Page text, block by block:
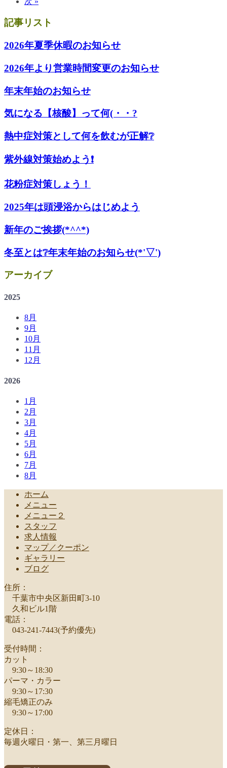
記事リスト
2026年夏季休暇のお知らせ
2026年より営業時間変更のお知らせ
年末年始のお知らせ
気になる【核酸】って何(・・?
熱中症対策として何を飲むが正解❔
紫外線対策始めよう❗
花粉症対策しょう！
2025年は頭浸浴からはじめよう
新年のご挨拶(*^^*)
冬至とは❔年末年始のお知らせ(*'▽')
アーカイブ
2025
8月
9月
10月
11月
12月
2026
1月
2月
3月
4月
5月
6月
7月
8月
ホーム
メニュー
メニュー２
スタッフ
求人情報
マップ／クーポン
ギャラリー
ブログ
住所：
千葉市中央区新田町3-10
久和ビル1階
電話：
043-241-7443(予約優先)
受付時間：
カット
9:30～18:30
パーマ・カラー
9:30～17:30
縮毛矯正のみ
9:30～17:00
定休日：
毎週火曜日・第一、第三月曜日